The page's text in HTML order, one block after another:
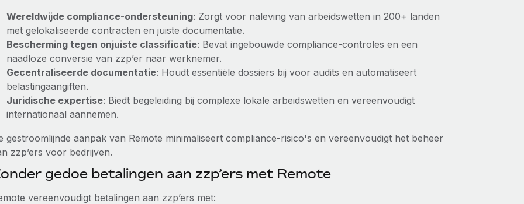
Wereldwijde compliance-ondersteuning: Zorgt voor naleving van arbeidswetten in 200+ landen
met gelokaliseerde contracten en juiste documentatie.
Bescherming tegen onjuiste classificatie: Bevat ingebouwde compliance-controles en een
naadloze conversie van zzp’er naar werknemer.
Gecentraliseerde documentatie: Houdt essentiële dossiers bij voor audits en automatiseert
belastingaangiften.
Juridische expertise: Biedt begeleiding bij complexe lokale arbeidswetten en vereenvoudigt
internationaal aannemen.
gestroomlijnde aanpak van Remote minimaliseert compliance-risico's en vereenvoudigt het beheer
zzp’ers voor bedrijven.
gedoe betalingen aan zzp’ers met Remote
vereenvoudigt betalingen aan zzp’ers met: